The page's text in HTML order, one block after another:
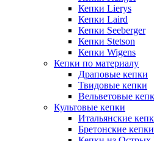
Кепки Lierys
Кепки Laird
Кепки Seeberger
Кепки Stetson
Кепки Wigens
Кепки по материалу
Драповые кепки
Твидовые кепки
Вельветовые
Культовые кепки
Итальянские
Бретонские кепки